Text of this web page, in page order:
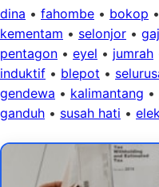
dina • fahombe • bokop •
kementam • selonjor •
pentagon • eyel • jumrah
induktif • blepot •
gendewa • kalimantang •
ganduh • susah hati •